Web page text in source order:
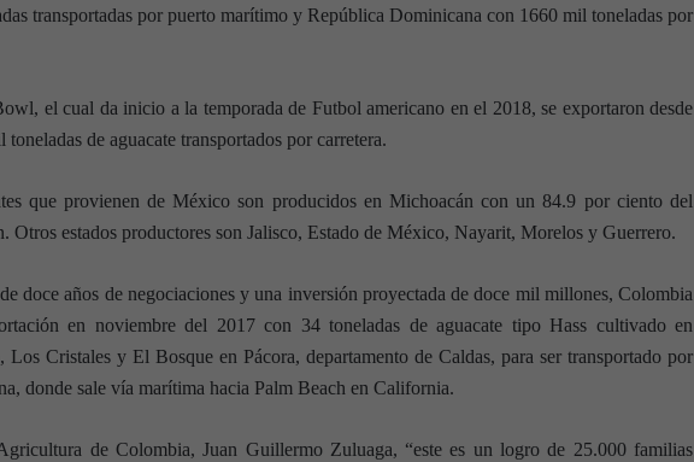
transportadas por puerto marítimo y República Dominicana con 1660 mil toneladas por
el cual da inicio a la temporada de Futbol americano en el 2018, se exportaron desde
de aguacate transportados por carretera.
que provienen de México son producidos en Michoacán con un 84.9 por ciento del
Otros estados productores son Jalisco, Estado de México, Nayarit, Morelos y Guerrero.
doce años de negociaciones y una inversión proyectada de doce mil millones, Colombia
en noviembre del 2017 con 34 toneladas de aguacate tipo Hass cultivado en
Los Cristales y El Bosque en Pácora, departamento de Caldas, para ser transportado por
donde sale vía marítima hacia Palm Beach en California.
de Colombia, Juan Guillermo Zuluaga, “este es un logro de 25.000 familias